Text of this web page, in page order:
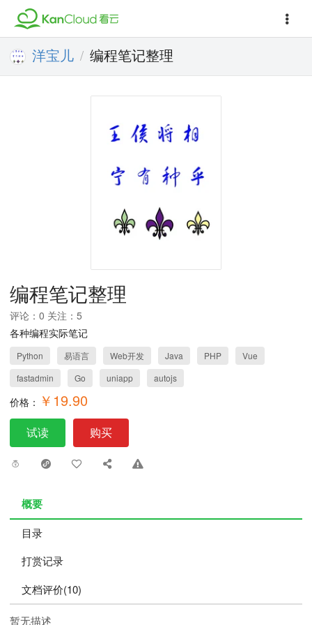
洋宝儿 / 编程笔记整理
编程笔记整理
评论：0 关注：5
各种编程实际笔记
Python 易语言 Web开发 Java PHP
Vue
fastadmin
Go uniapp autojs
价格： ￥19.90
试读 购买
概要
目录
打赏记录
文档评价(10)
暂无描述